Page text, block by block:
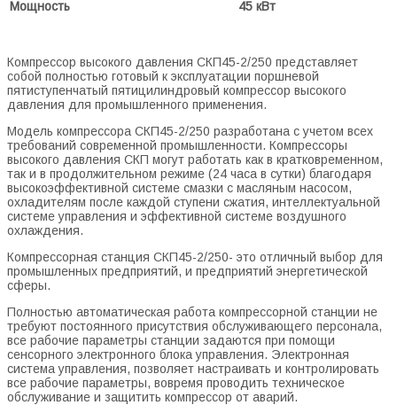
Мощность
45 кВт
Компрессор высокого давления СКП45-2/250 представляет
собой полностью готовый к эксплуатации поршневой
пятиступенчатый пятицилиндровый компрессор высокого
давления для промышленного применения.
Модель компрессора СКП45-2/250 разработана с учетом всех
требований современной промышленности. Компрессоры
высокого давления СКП могут работать как в кратковременном,
так и в продолжительном режиме (24 часа в сутки) благодаря
высокоэффективной системе смазки с масляным насосом,
охладителям после каждой ступени сжатия, интеллектуальной
системе управления и эффективной системе воздушного
охлаждения.
Компрессорная станция СКП45-2/250- это отличный выбор для
промышленных предприятий, и предприятий энергетической
сферы.
Полностью автоматическая работа компрессорной станции не
требуют постоянного присутствия обслуживающего персонала,
все рабочие параметры станции задаются при помощи
сенсорного электронного блока управления. Электронная
система управления, позволяет настраивать и контролировать
все рабочие параметры, вовремя проводить техническое
обслуживание и защитить компрессор от аварий.